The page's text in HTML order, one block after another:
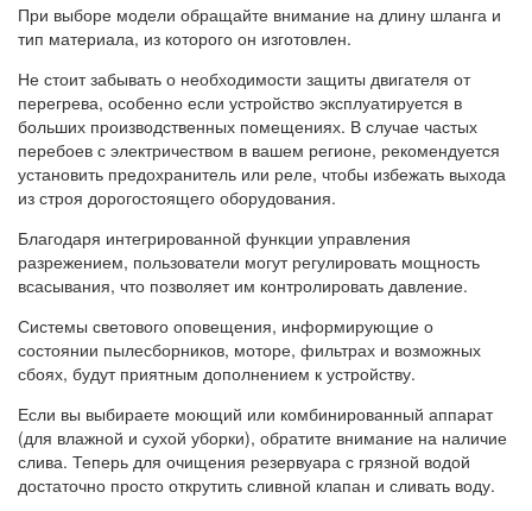
При выборе модели обращайте внимание на длину шланга и
тип материала, из которого он изготовлен.
Не стоит забывать о необходимости защиты двигателя от
перегрева, особенно если устройство эксплуатируется в
больших производственных помещениях. В случае частых
перебоев с электричеством в вашем регионе, рекомендуется
установить предохранитель или реле, чтобы избежать выхода
из строя дорогостоящего оборудования.
Благодаря интегрированной функции управления
разрежением, пользователи могут регулировать мощность
всасывания, что позволяет им контролировать давление.
Системы светового оповещения, информирующие о
состоянии пылесборников, моторе, фильтрах и возможных
сбоях, будут приятным дополнением к устройству.
Если вы выбираете моющий или комбинированный аппарат
(для влажной и сухой уборки), обратите внимание на наличие
слива. Теперь для очищения резервуара с грязной водой
достаточно просто открутить сливной клапан и сливать воду.